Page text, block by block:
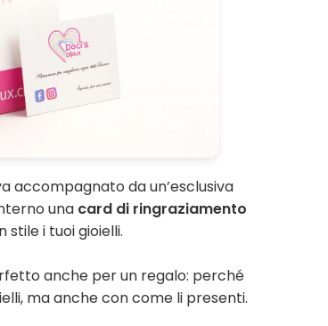
accompagnato da un’esclusiva
una card di ringraziamento
stile i tuoi gioielli.
anche per un regalo: perché
ma anche con come li presenti.